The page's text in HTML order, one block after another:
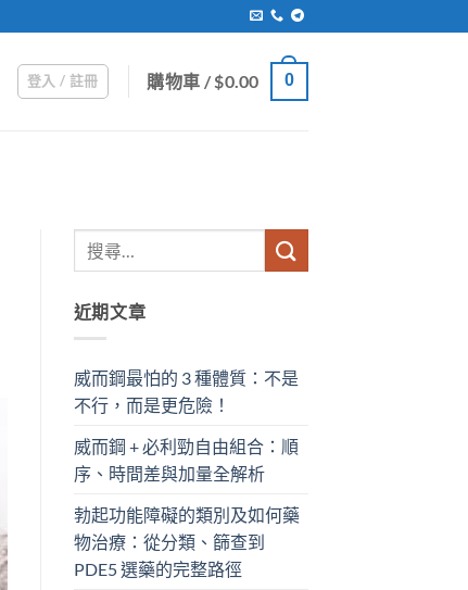
登入 / 註冊 購物車 /$0.00 0
近期文章
威而鋼最怕的 3 種體質：不是
不行，而是更危險！
威而鋼 + 必利勁自由組合：順
序、時間差與加量全解析
勃起功能障礙的類別及如何藥
物治療：從分類、篩查到
PDE5 選藥的完整路徑